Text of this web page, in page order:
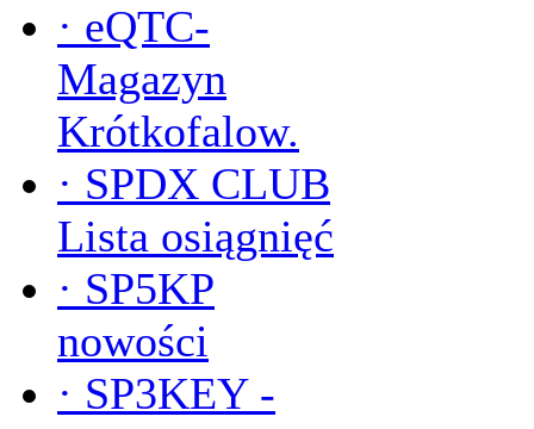
· eQTC-
Magazyn
Krótkofalow.
· SPDX CLUB
Lista osiągnięć
· SP5KP
nowości
· SP3KEY -